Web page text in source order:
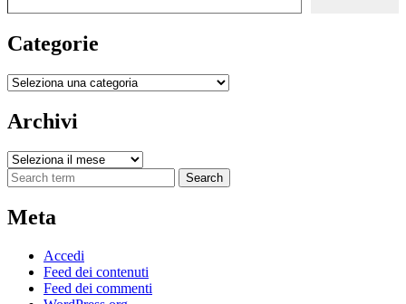
Categorie
Categorie
Archivi
Archivi
Search
Meta
Accedi
Feed dei contenuti
Feed dei commenti